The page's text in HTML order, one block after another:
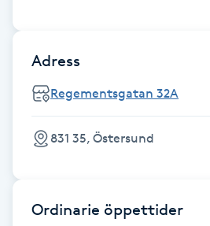
Fransförlängning Volym
Fransk manikyr
Fransrengöring
Adress
Regementsgatan 32A
831 35, Östersund
Ordinarie öppettider